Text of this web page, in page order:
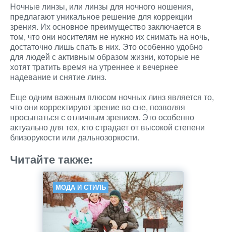
Ночные линзы, или линзы для ночного ношения,
предлагают уникальное решение для коррекции
зрения. Их основное преимущество заключается в
том, что они носителям не нужно их снимать на ночь,
достаточно лишь спать в них. Это особенно удобно
для людей с активным образом жизни, которые не
хотят тратить время на утреннее и вечернее
надевание и снятие линз.
Еще одним важным плюсом ночных линз является то,
что они корректируют зрение во сне, позволяя
просыпаться с отличным зрением. Это особенно
актуально для тех, кто страдает от высокой степени
близорукости или дальнозоркости.
Читайте также:
МОДА И СТИЛЬ